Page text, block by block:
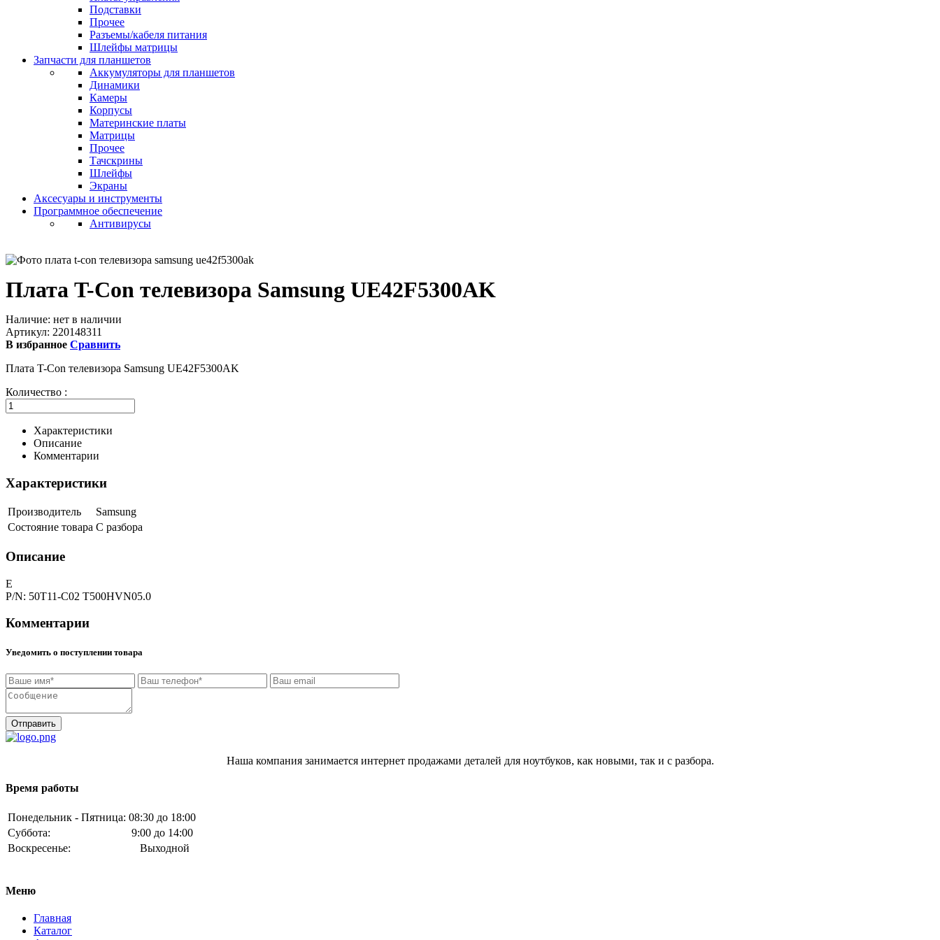
Подставки
Прочее
Разъемы/кабеля питания
Шлейфы матрицы
Запчасти для планшетов
Аккумуляторы для планшетов
Динамики
Камеры
Корпусы
Материнские платы
Матрицы
Прочее
Тачскрины
Шлейфы
Экраны
Аксесуары и инструменты
Программное обеспечение
Антивирусы
Плата T-Con телевизора Samsung UE42F5300AK
Наличие: нет в наличии
Артикул: 220148311
В избранное Сравнить
Плата T-Con телевизора Samsung UE42F5300AK
Количество :
Характеристики
Описание
Комментарии
Характеристики
Производитель
Samsung
Состояние товара С разбора
Описание
E
P/N: 50T11-C02 T500HVN05.0
Комментарии
Уведомить о поступлении товара
Отправить
Наша компания занимается интернет продажами деталей для ноутбуков, как новыми, так и с разбора.
Время работы
Понедельник - Пятница: 08:30 до 18:00
Суббота:
9:00 до 14:00
Воскресенье:
Выходной
Меню
Главная
Каталог